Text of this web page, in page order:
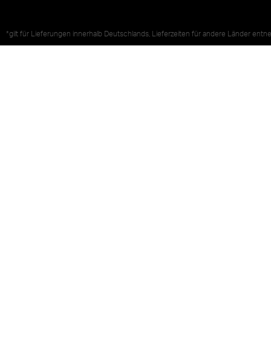
*gilt für Lieferungen innerhalb Deutschlands, Lieferzeiten für andere Länder